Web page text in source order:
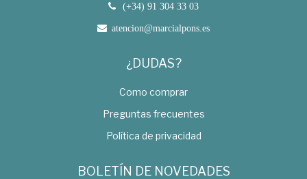
(+34) 91 304 33 03
atencion@marcialpons.es
¿DUDAS?
Como comprar
Preguntas frecuentes
Política de privacidad
BOLETÍN DE NOVEDADES